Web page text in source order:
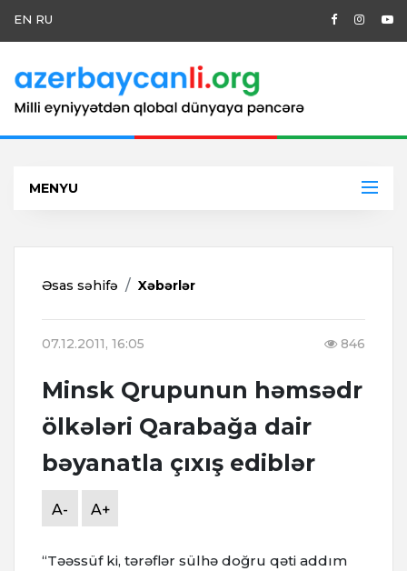
EN RU
MENYU
Əsas səhifə Xəbərlər
07.12.2011, 16:05 846
Minsk Qrupunun həmsədr
ölkələri Qarabağa dair
bəyanatla çıxış ediblər
A- A+
“Təəssüf ki, tərəflər sülhə doğru qəti addım